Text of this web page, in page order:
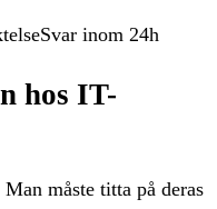
Svar inom 24h
hos IT-
måste titta på deras